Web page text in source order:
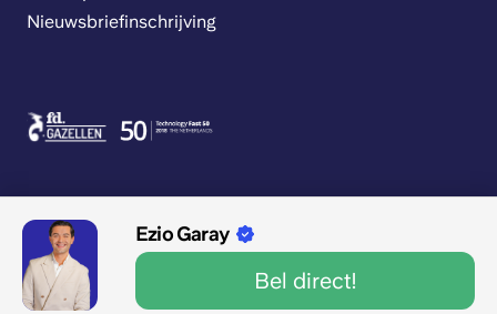
Ezio Garay
Bel direct!
Nieuwsbriefinschrijving
9.1/10 1545 beoordelingen